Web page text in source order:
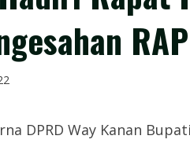
DPRD Way Kanan